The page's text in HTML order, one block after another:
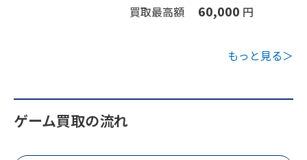
買取最高額 60,000 円
もっと見る＞
ゲーム買取の流れ